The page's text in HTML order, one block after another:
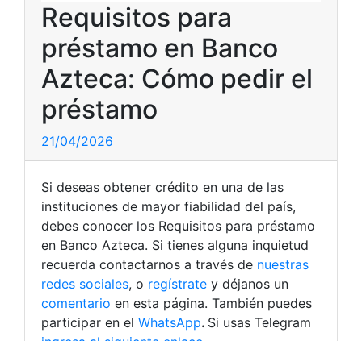
Requisitos para
préstamo en Banco
Azteca: Cómo pedir el
préstamo
21/04/2026
Si deseas obtener crédito en una de las
instituciones de mayor fiabilidad del país,
debes conocer los Requisitos para préstamo
en Banco Azteca. Si tienes alguna inquietud
recuerda contactarnos a través de nuestras
redes sociales, o regístrate y déjanos un
comentario en esta página. También puedes
participar en el WhatsApp. Si usas Telegram